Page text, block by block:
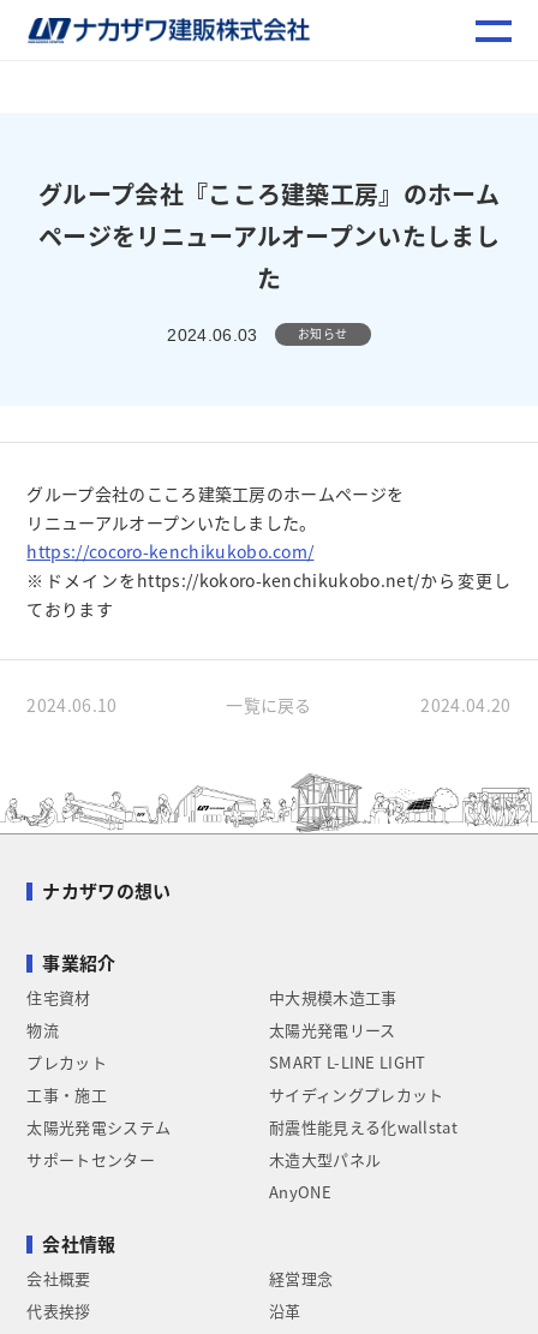
グループ会社『こころ建築工房』のホーム
ページをリニューアルオープンいたしまし
た
2024.06.03 お知らせ
グループ会社のこころ建築工房のホームページを
リニューアルオープンいたしました。
https://cocoro-kenchikukobo.com/
※ドメインをhttps://kokoro-kenchikukobo.net/から変更し
ております
2024.06.10 一覧に戻る 2024.04.20
ナカザワの想い
事業紹介
住宅資材
物流
プレカット
工事・施工
太陽光発電システム
サポートセンター
中大規模木造工事
太陽光発電リース
SMART L-LINE LIGHT
サイディングプレカット
耐震性能見える化wallstat
木造大型パネル
AnyONE
会社情報
会社概要
経営理念
代表挨拶
沿革